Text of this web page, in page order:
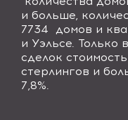
и больше,
7734 домов и
и Уэльсе. Только
сделок
стерлингов и
7,8%.